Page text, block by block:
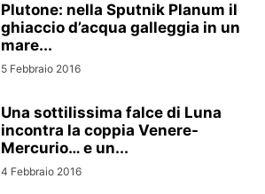
Plutone: nella Sputnik Planum il
ghiaccio d’acqua galleggia in un
mare...
5 Febbraio 2016
Una sottilissima falce di Luna
incontra la coppia Venere-
Mercurio… e un...
4 Febbraio 2016